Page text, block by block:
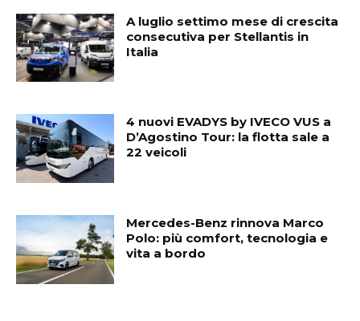
A luglio settimo mese di crescita
consecutiva per Stellantis in
Italia
4 nuovi EVADYS by IVECO VUS a
D’Agostino Tour: la flotta sale a
22 veicoli
Mercedes-Benz rinnova Marco
Polo: più comfort, tecnologia e
vita a bordo